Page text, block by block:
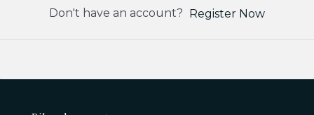
Don't have an account? Register Now